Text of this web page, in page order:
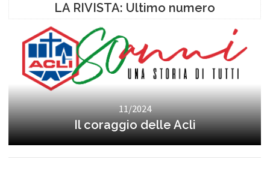
LA RIVISTA: Ultimo numero
11/2024
Il coraggio delle Acli